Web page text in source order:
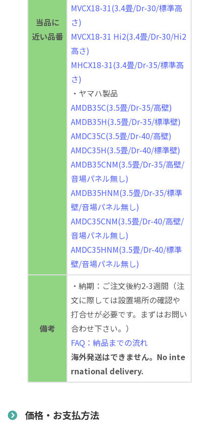
当品に
近い品番
MVCX18-31(3.4畳/Dr-30/標準高
さ)
MVCX18-31 Hi2(3.4畳/Dr-30/Hi2
高さ)
MHCX18-31(3.4畳/Dr-35/標準高
さ)
・ヤマハ製品
AMDB35C(3.5畳/Dr-35/高壁)
AMDB35H(3.5畳/Dr-35/標準壁)
AMDC35C(3.5畳/Dr-40/高壁)
AMDC35H(3.5畳/Dr-40/標準壁)
AMDB35CNM(3.5畳/Dr-35/高壁/
音場パネル無し)
AMDB35HNM(3.5畳/Dr-35/標準
壁/音場パネル無し)
AMDC35CNM(3.5畳/Dr-40/高壁/
音場パネル無し)
AMDC35HNM(3.5畳/Dr-40/標準
壁/音場パネル無し)
備考
・納期：ご注文後約2-3週間（注
文に際しては設置場所の確認や
打合せが必要です。まずはお問い
合わせ下さい。）
FAQ：納品までの流れ
海外発送はできません。No inte
rnational delivery.
価格・お支払方法